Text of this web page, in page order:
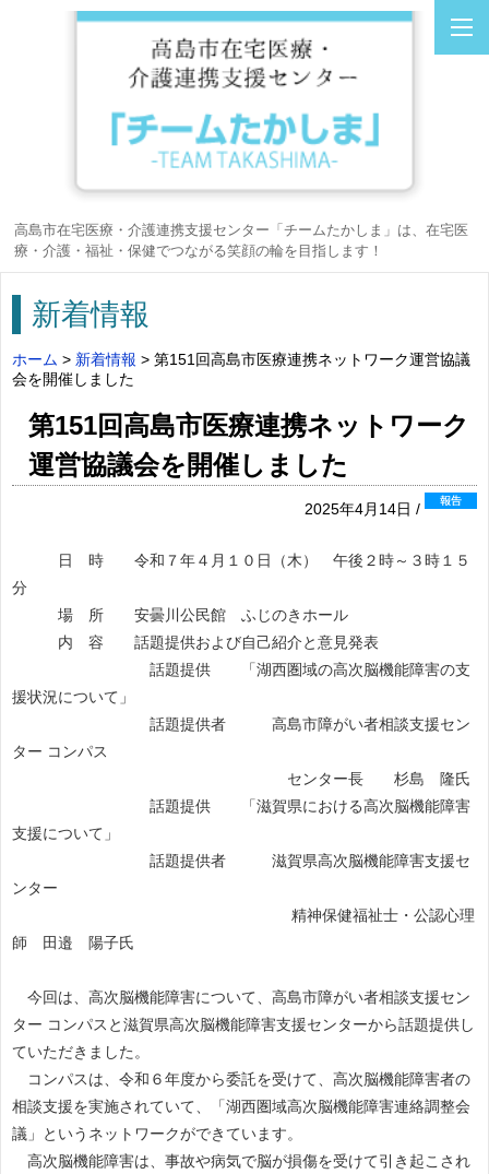
高島市在宅医療・介護連携支援センター「チームたかしま」は、在宅医
療・介護・福祉・保健でつながる笑顔の輪を目指します！
新着情報
ホーム > 新着情報 > 第151回高島市医療連携ネットワーク運営協議
会を開催しました
第151回高島市医療連携ネットワーク
運営協議会を開催しました
2025年4月14日 /
日 時 令和７年４月１０日（木） 午後２時～３時１５
分
場 所 安曇川公民館 ふじのきホール
内 容 話題提供および自己紹介と意見発表
話題提供 「湖西圏域の高次脳機能障害の支
援状況について」
話題提供者 高島市障がい者相談支援セン
ター コンパス
センター長 杉島 隆氏
話題提供 「滋賀県における高次脳機能障害
支援について」
話題提供者 滋賀県高次脳機能障害支援セ
ンター
精神保健福祉士・公認心理
師 田邉 陽子氏
今回は、高次脳機能障害について、高島市障がい者相談支援セン
ター コンパスと滋賀県高次脳機能障害支援センターから話題提供し
ていただきました。
コンパスは、令和６年度から委託を受けて、高次脳機能障害者の
相談支援を実施されていて、「湖西圏域高次脳機能障害連絡調整会
議」というネットワークができています。
高次脳機能障害は、事故や病気で脳が損傷を受けて引き起こされ